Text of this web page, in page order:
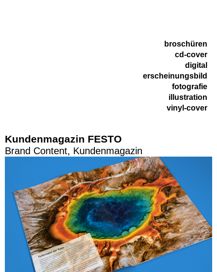
broschüren
cd-cover
digital
erscheinungsbild
fotografie
illustration
vinyl-cover
Kundenmagazin FESTO
Brand Content, Kundenmagazin